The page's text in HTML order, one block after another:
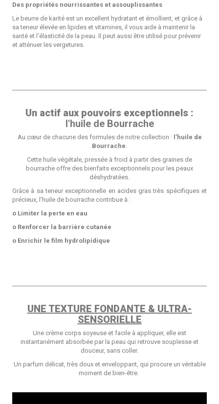
Des propriétés nourrissantes et assouplissantes
Le beurre de karité est un excellent hydratant et émollient, et grâce à
sa teneur élevée en lipides et vitamines, il vous aide à maintenir la
santé et l'élasticité de la peau. Il peut aussi être utilisé pour prévenir
et atténuer les vergetures.
Un actif aux pouvoirs exceptionnels :
l'huile de Bourrache
Au cœur de chacune des formules de notre collection : l’huile de
Bourrache.
Cette huile végétale, pressée à froid à partir des graines de
bourrache offre des bienfaits exceptionnels pour les peaux
déshydratées.
Grâce à sa teneur exceptionnelle en acides gras très spécifiques et
précieux, l'huile de bourrache contribue à :
o Limiter la perte en eau
o Renforcer la barrière cutanée
o Enrichir le film hydrolipidique
UNE TEXTURE FONDANTE & ULTRA-
SENSORIELLE
Une crème corps soyeuse et facile à appliquer, elle est
instantanément absorbée par la peau qui retrouve souplesse et
douceur, sans coller.
Un parfum délicat, très doux et enveloppant, qui procure un véritable
moment de bien-être.